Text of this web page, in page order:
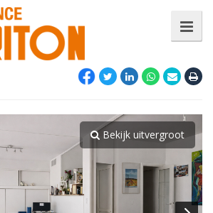
Bekijk uitvergroot